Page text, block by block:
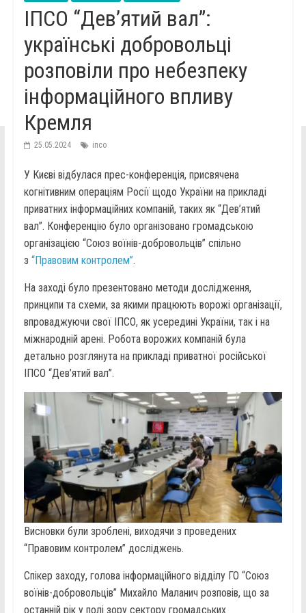
ІПСО “Дев’ятий вал”:
українські добровольці
розповіли про небезпеку
інформаційного впливу
Кремля
25.05.2024 іпсо
У Києві відбулася прес-конференція, присвячена
когнітивним операціям Росії щодо України на прикладі
приватних інформаційних компаній, таких як “Дев’ятий
вал”. Конференцію було організовано громадською
організацією “Союз воїнів-добровольців” спільно
з “Правовим контролем”.
На заході було презентовано методи дослідження,
принципи та схеми, за якими працюють ворожі організації,
впроваджуючи свої ІПСО, як усередині України, так і на
міжнародній арені. Робота ворожих компаній була
детально розглянута на прикладі приватної російської
ІПСО “Дев’ятий вал”.
Висновки були зроблені, виходячи з проведених
“Правовим контролем” досліджень.
Спікер заходу, голова інформаційного відділу ГО “Союз
воїнів-добровольців” Михайло Маланич розповів, що за
останній рік у полі зору сектору громадських